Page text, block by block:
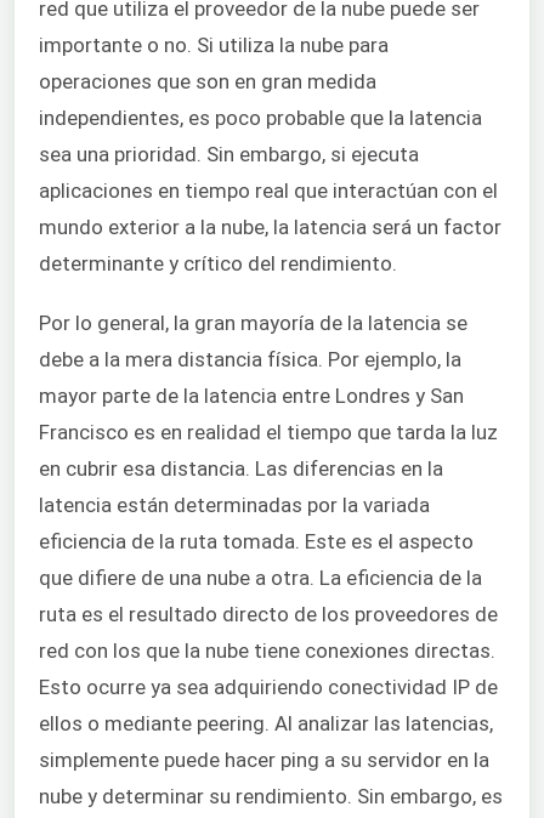
red que utiliza el proveedor de la nube puede ser
importante o no. Si utiliza la nube para
operaciones que son en gran medida
independientes, es poco probable que la latencia
sea una prioridad. Sin embargo, si ejecuta
aplicaciones en tiempo real que interactúan con el
mundo exterior a la nube, la latencia será un factor
determinante y crítico del rendimiento.
Por lo general, la gran mayoría de la latencia se
debe a la mera distancia física. Por ejemplo, la
mayor parte de la latencia entre Londres y San
Francisco es en realidad el tiempo que tarda la luz
en cubrir esa distancia. Las diferencias en la
latencia están determinadas por la variada
eficiencia de la ruta tomada. Este es el aspecto
que difiere de una nube a otra. La eficiencia de la
ruta es el resultado directo de los proveedores de
red con los que la nube tiene conexiones directas.
Esto ocurre ya sea adquiriendo conectividad IP de
ellos o mediante peering. Al analizar las latencias,
simplemente puede hacer ping a su servidor en la
nube y determinar su rendimiento. Sin embargo, es